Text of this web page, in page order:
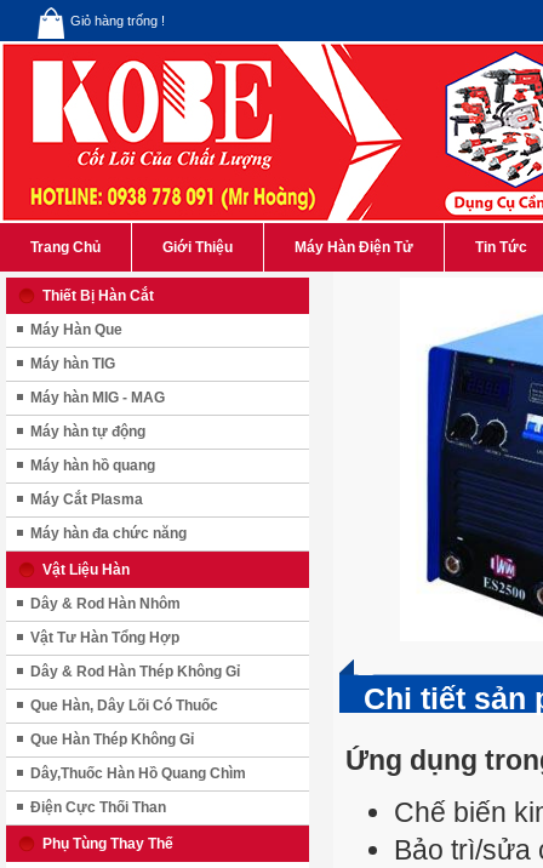
Giỏ hàng trống !
Trang Chủ Giới Thiệu Máy Hàn Điện Tử Tin Tức
Thiết Bị Hàn Cắt
Máy Hàn Que
Máy hàn TIG
Máy hàn MIG - MAG
Máy hàn tự động
Máy hàn hồ quang
Máy Cắt Plasma
Máy hàn đa chức năng
Vật Liệu Hàn
Dây & Rod Hàn Nhôm
Vật Tư Hàn Tổng Hợp
Dây & Rod Hàn Thép Không Gỉ
Que Hàn, Dây Lõi Có Thuốc
Que Hàn Thép Không Gỉ
Dây,Thuốc Hàn Hồ Quang Chìm
Điện Cực Thối Than
Phụ Tùng Thay Thế
Chi tiết sản
Ứng dụng
Chế biến
Bảo trì/